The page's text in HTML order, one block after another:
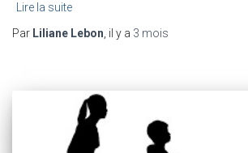
Lire la suite
Par Liliane Lebon , il y a 3 mois